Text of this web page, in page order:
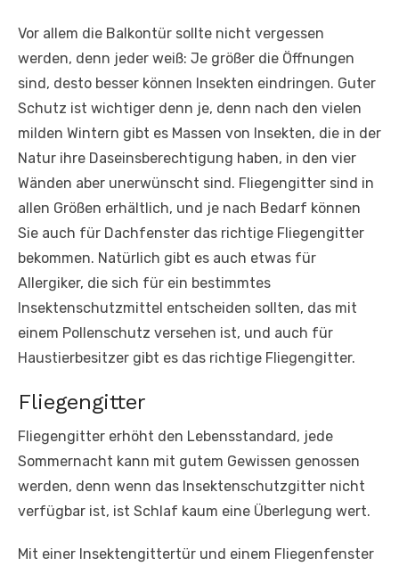
Vor allem die Balkontür sollte nicht vergessen
werden, denn jeder weiß: Je größer die Öffnungen
sind, desto besser können Insekten eindringen. Guter
Schutz ist wichtiger denn je, denn nach den vielen
milden Wintern gibt es Massen von Insekten, die in der
Natur ihre Daseinsberechtigung haben, in den vier
Wänden aber unerwünscht sind. Fliegengitter sind in
allen Größen erhältlich, und je nach Bedarf können
Sie auch für Dachfenster das richtige Fliegengitter
bekommen. Natürlich gibt es auch etwas für
Allergiker, die sich für ein bestimmtes
Insektenschutzmittel entscheiden sollten, das mit
einem Pollenschutz versehen ist, und auch für
Haustierbesitzer gibt es das richtige Fliegengitter.
Fliegengitter
Fliegengitter erhöht den Lebensstandard, jede
Sommernacht kann mit gutem Gewissen genossen
werden, denn wenn das Insektenschutzgitter nicht
verfügbar ist, ist Schlaf kaum eine Überlegung wert.
Mit einer Insektengittertür und einem Fliegenfenster